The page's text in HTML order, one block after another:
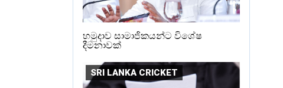
හමුදාව සාමාජිකයන්ට විශේෂ
දීමනාවක්
SRI LANKA CRICKET